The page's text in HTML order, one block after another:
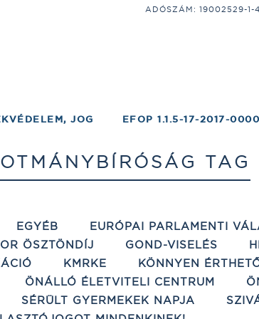
ADÓSZÁM: 19002529-1-
JOG EFOP 1.1.5-17-2017-
TAG
EGYÉB
EURÓPAI PARLAMENTI
ÖSZTÖNDÍJ GOND-VISELÉS
KMRKE
KÖNNYEN
ÖNÁLLÓ ÉLETVITELI CENTRUM
SÉRÜLT GYERMEKEK NAPJA